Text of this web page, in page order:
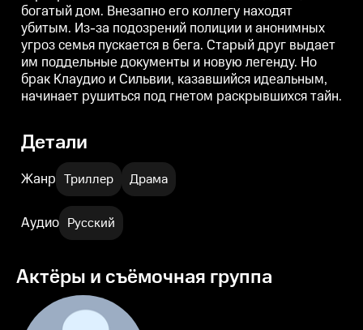
раскрывшихся тайн.
раскрывшихся тайн.
богатый дом. Внезапно его коллегу находят
убитым. Из-за подозрений полиции и анонимных
угроз семья пускается в бега. Старый друг выдает
им поддельные документы и новую легенду. Но
брак Клаудио и Сильвии, казавшийся идеальным,
начинает рушиться под гнетом раскрывшихся тайн.
Детали
Жанр Триллер Драма
Аудио Русский
Актёры и съёмочная группа